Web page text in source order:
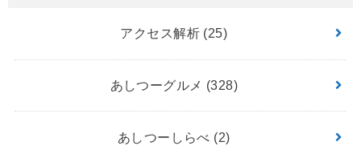
アクセス解析 (25)
あしつーグルメ (328)
あしつーしらべ (2)